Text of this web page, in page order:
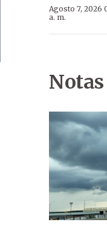
Agosto 7, 2026
a. m.